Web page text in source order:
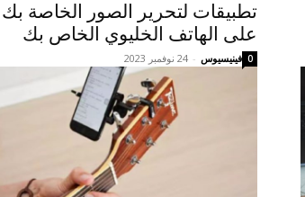
تطبيقات لتحرير الصور الخاصة بك
على الهاتف الخليوي الخاص بك
فينيسيوس - 24 نوفمبر 2023 0